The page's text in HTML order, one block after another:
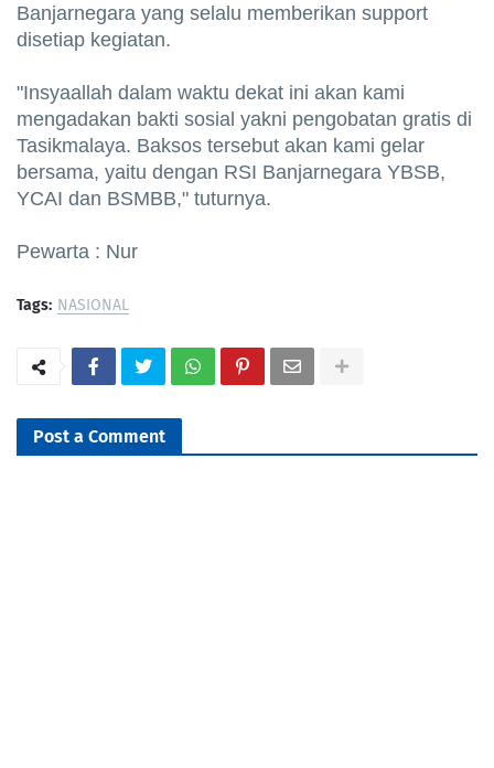
Banjarnegara yang selalu memberikan support
disetiap kegiatan.
"Insyaallah dalam waktu dekat ini akan kami
mengadakan bakti sosial yakni pengobatan gratis di
Tasikmalaya. Baksos tersebut akan kami gelar
bersama, yaitu dengan RSI Banjarnegara YBSB,
YCAI dan BSMBB," tuturnya.
Pewarta : Nur
Tags: NASIONAL
Post a Comment